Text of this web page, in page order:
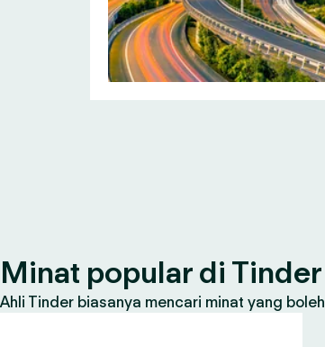
Minat popular di Tinder
Ahli Tinder biasanya mencari minat yang